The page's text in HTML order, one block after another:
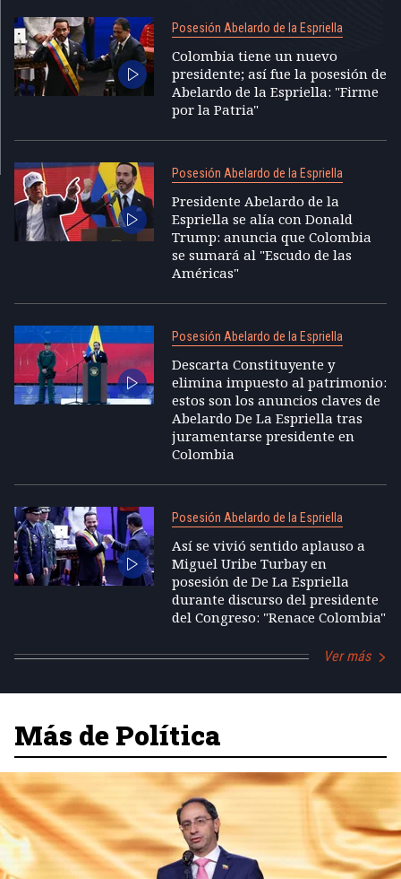
Posesión Abelardo de la Espriella
Colombia tiene un nuevo
presidente; así fue la posesión de
Abelardo de la Espriella: "Firme
por la Patria"
Posesión Abelardo de la Espriella
Presidente Abelardo de la
Espriella se alía con Donald
Trump: anuncia que Colombia
se sumará al "Escudo de las
Américas"
Posesión Abelardo de la Espriella
Descarta Constituyente y
elimina impuesto al patrimonio:
estos son los anuncios claves de
Abelardo De La Espriella tras
juramentarse presidente en
Colombia
Posesión Abelardo de la Espriella
Así se vivió sentido aplauso a
Miguel Uribe Turbay en
posesión de De La Espriella
durante discurso del presidente
del Congreso: "Renace Colombia"
Ver más
Más de Política